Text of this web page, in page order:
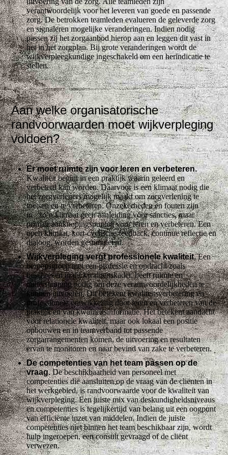
verantwoordelijk voor het leveren van goede en passende
zorg. De betrokken teamleden evalueren de geleverde zorg
en signaleren mogelijke veranderingen. Indien nodig
passen zij het zorgaanbod hierop aan en leggen dit vast in
het in het zorgplan. Bij grote veranderingen wordt de
wijkverpleegkundige ingeschakeld om een herindicatie te
stellen.
Aan welke organisatorische
randvoorwaarden moet wijkverpleging
voldoen?
Er moet ruimte zijn voor leren en verbeteren.
Kwaliteit begint in een praktijk waarin geleerd en
verbeterd kan worden. Daarvoor is een klimaat nodig die
het zorgverleners mogelijk maakt om zorgverlening te
toetsen en te verbeteren. Onzekerheden en fouten zijn
in zo’n klimaat geen aanleiding voor sancties, maar
primair aanknopingspunten voor leren en verbeteren. Een
open klimaat, kort-cyclische feedback, continue reflectie en
dialoog, worden gestimuleerd.
Wijkverpleging vergt professionele kwaliteit.Een
beroepsgroep met een professie en opdracht zoals
beschreven in dit kwaliteitskader, heeft ruimte en
ondersteuning nodig om deze verantwoordelijkheden te
kunnen uitvoeren. Dit betekent kwaliteitsverbetering en
professionele ontwikkeling door leren en verbeteren van de
praktijk en van kwaliteitsinformatie. Het betekent aandacht
voor relationele kwaliteit, maar ook lokaal een positie
opbouwen en in teamverband tot passende
zorgarrangementen komen, de uitvoering en resultaten
ervan te monitoren en naar bevind van zake te verbeteren.
De competenties van het team passen op de
vraag.De beschikbaarheid van personeel met
competenties die aansluiten op de vraag van de cliënten in
het werkgebied, is randvoorwaarde voor de kwaliteit van
wijkverpleging. Een juiste mix van deskundigheidsniveaus
en competenties is tegelijkertijd van belang uit een oogpunt
van efficiënte inzet van middelen. Indien de juiste
competenties niet binnen het team beschikbaar zijn, wordt
hulp ingeroepen, een consult gevraagd of de cliënt
verwezen.